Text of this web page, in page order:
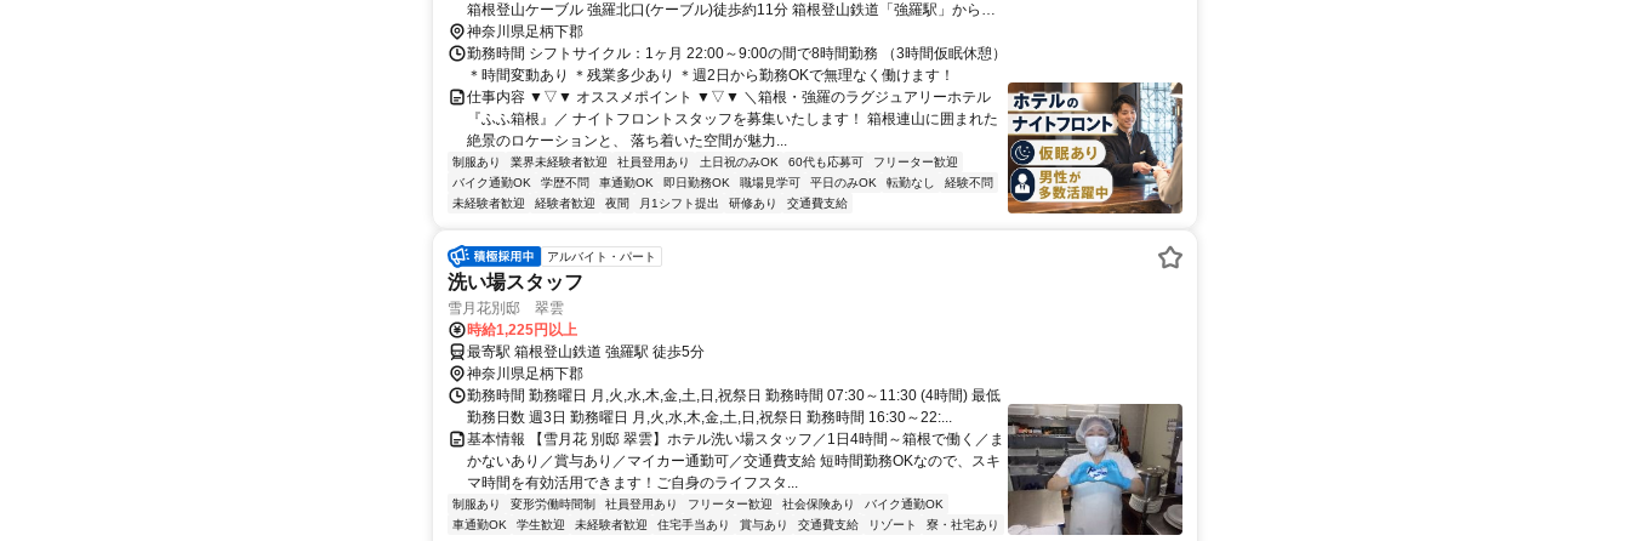
箱根登山ケーブル 強羅北口(ケーブル)徒歩約11分 箱根登山鉄道「強羅駅」から徒
歩5分
神奈川県足柄下郡
勤務時間 シフトサイクル：1ヶ月 22:00～9:00の間で8時間勤務 （3時間仮眠休憩）
＊時間変動あり ＊残業多少あり ＊週2日から勤務OKで無理なく働けます！
仕事内容 ▼▽▼ オススメポイント ▼▽▼ ＼箱根・強羅のラグジュアリーホテル
『ふふ箱根』／ ナイトフロントスタッフを募集いたします！ 箱根連山に囲まれた
絶景のロケーションと、 落ち着いた空間が魅力...
制服あり 業界未経験者歓迎 社員登用あり 土日祝のみOK 60代も応募可
フリーター歓迎
バイク通勤OK
学歴不問 車通勤OK 即日勤務OK 職場見学可 平日のみOK 転勤なし
経験不問
未経験者歓迎
経験者歓迎 夜間 月1シフト提出 研修あり 交通費支給
アルバイト・パート
洗い場スタッフ
雪月花別邸 翠雲
時給1,225円以上
最寄駅 箱根登山鉄道 強羅駅 徒歩5分
神奈川県足柄下郡
勤務時間 勤務曜日 月,火,水,木,金,土,日,祝祭日 勤務時間 07:30～11:30 (4時間) 最低
勤務日数 週3日 勤務曜日 月,火,水,木,金,土,日,祝祭日 勤務時間 16:30～22:...
基本情報 【雪月花 別邸 翠雲】ホテル洗い場スタッフ／1日4時間～箱根で働く／ま
かないあり／賞与あり／マイカー通勤可／交通費支給 短時間勤務OKなので、スキ
マ時間を有効活用できます！ご自身のライフスタ...
制服あり 変形労働時間制 社員登用あり フリーター歓迎 社会保険あり
バイク通勤OK
車通勤OK
学生歓迎 未経験者歓迎 住宅手当あり 賞与あり 交通費支給 リゾート 寮・社宅あり